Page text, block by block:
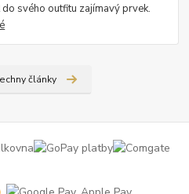
svého outfitu zajímavý prvek.
články